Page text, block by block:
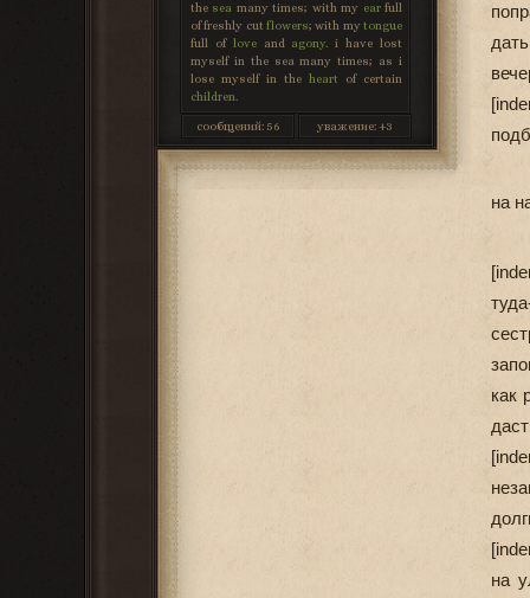
the sea many times; with my earfull
of freshly cut flowers; with mytongue
full of loveand agony . i have lost
myself in the sea many times; as i
lose myself in the heart of certain
children
сообщений:56 уважение: +3
на
как
на